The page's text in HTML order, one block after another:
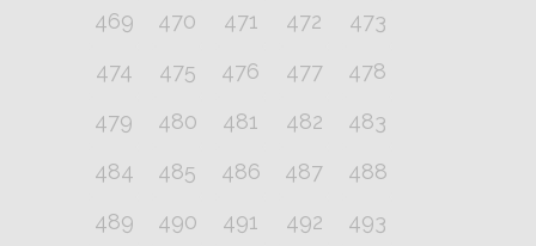
469 470 471 472
473
474
475 476 477
478
479
480 481 482
483
484
485 486 487
488
489
490 491 492
493